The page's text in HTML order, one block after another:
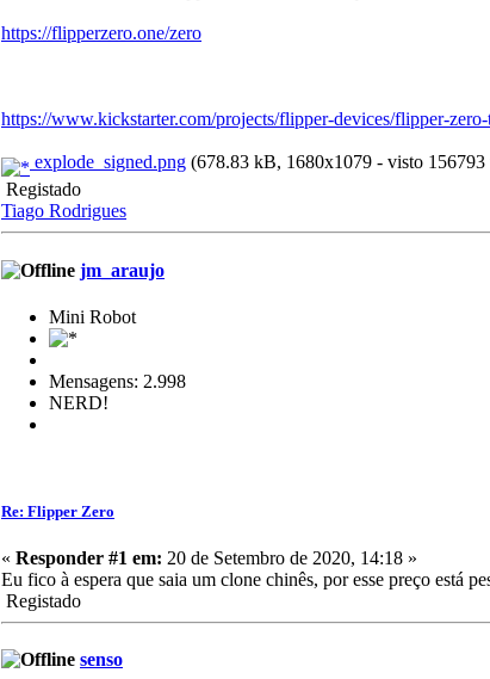
https://flipperzero.one/zero
https://www.kickstarter.com/projects/flipper-devices/flipper-
explode_signed.png (678.83 kB, 1680x1079 - visto 156793
Registado
Tiago Rodrigues
jm_araujo
Mini Robot
Mensagens: 2.998
NERD!
Re: Flipper Zero
« Responder #1 em: 20 de Setembro de 2020, 14:18 »
Eu fico à espera que saia um clone chinês, por esse preço está
Registado
senso